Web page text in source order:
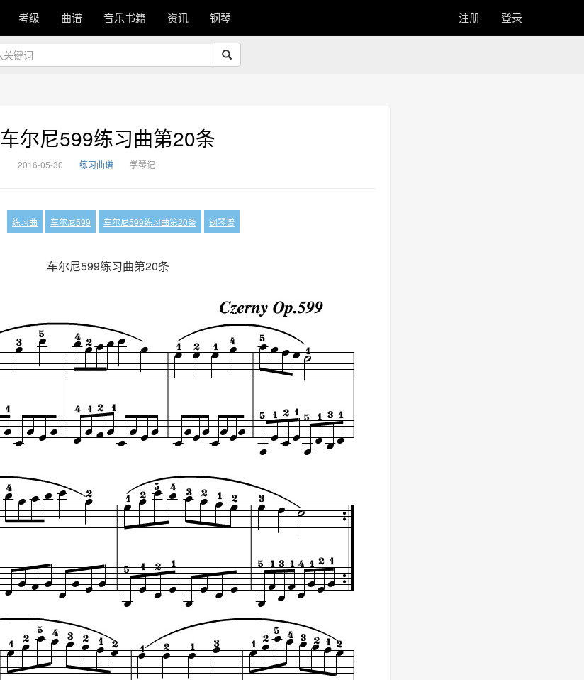
考级 曲谱 音乐书籍 资讯 钢琴 注册 登录
车尔尼599练习曲第20条
2016-05-30 练习曲谱 学琴记
练习曲 车尔尼599 车尔尼599练习曲第20条 钢琴谱
车尔尼599练习曲第20条